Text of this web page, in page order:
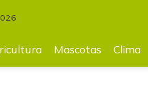
entre grandes productores de leche
Mascotas Clima